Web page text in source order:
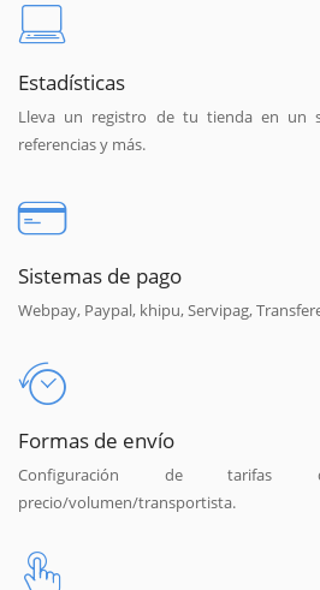
Estadísticas
Lleva un registro de tu tienda en un
referencias y más.
Sistemas de pago
Webpay, Paypal, khipu, Servipag,
Formas de envío
Configuración de tarifas
precio/volumen/transportista.